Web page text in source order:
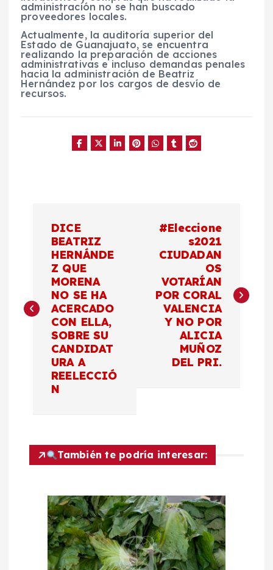
administración no se han buscado
proveedores locales.
Actualmente, la auditoría superior del
Estado de Guanajuato, se encuentra
realizando la preparación de acciones
administrativas e incluso demandas penales
hacia la administración de Beatriz
Hernández por los cargos de desvío de
recursos.
e
ó
DICE
BEATRIZ
HERNÁNDE
Z QUE
MORENA
NO SE HA
ACERCADO
CON ELLA,
SOBRE SU
CANDIDAT
URA A
REELECCIÓ
N
#Eleccione
s2021
CIUDADAN
OS
VOTARÍAN
POR CORAL
VALENCIA
Y NO POR
ALICIA
MUÑOZ
DEL PRI.
También te podría interesar: